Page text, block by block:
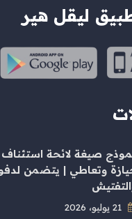
ليقل هير
صيغة لائحة
وتعاطي | يتضمن